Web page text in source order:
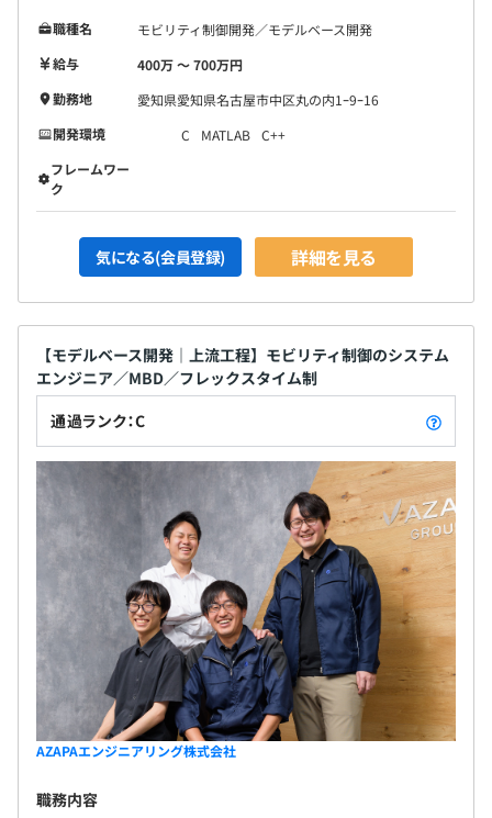
職種名
モビリティ制御開発／モデルベース開発
給与
400万 〜 700万円
勤務地
愛知県愛知県名古屋市中区丸の内1ｰ9ｰ16
開発環境
C MATLAB C++
フレームワー
ク
気になる(会員登録) 詳細を見る
【モデルベース開発｜上流工程】モビリティ制御のシステム
エンジニア／MBD／フレックスタイム制
通過ランク：C
AZAPAエンジニアリング株式会社
職務内容